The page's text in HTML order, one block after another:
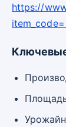
https://